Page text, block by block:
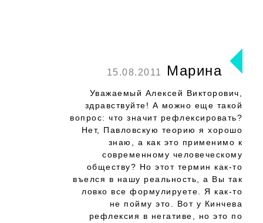
15.08.2011 Марина
Уважаемый Алексей Викторович,
здравствуйте! А можно еще такой
вопрос: что значит рефлексировать?
Нет, Павловскую теорию я хорошо
знаю, а как это применимо к
современному человеческому
обществу? Но этот термин как-то
въелся в нашу реальность, а Вы так
ловко все формулируете. Я как-то
не пойму это. Вот у Кинчева
рефлексия в негативе, но это по